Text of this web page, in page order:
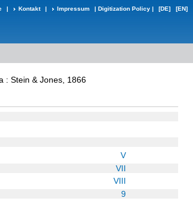
| Kontakt | Impressum | Digitization Policy | [DE] [EN]
: Stein & Jones, 1866
V
VII
VIII
9